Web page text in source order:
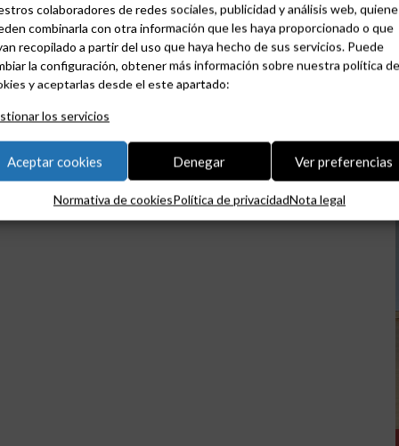
colaboradores de redes sociales, publicidad y análisis web,
combinarla con otra información que les haya proporcionado o que
recopilado a partir del uso que haya hecho de sus servicios. Puede
la configuración, obtener más información sobre nuestra política de
y aceptarlas desde el este apartado:
los servicios
Aceptar cookies Denegar Ver preferencias
Normativa de cookiesPolítica de privacidadNota legal